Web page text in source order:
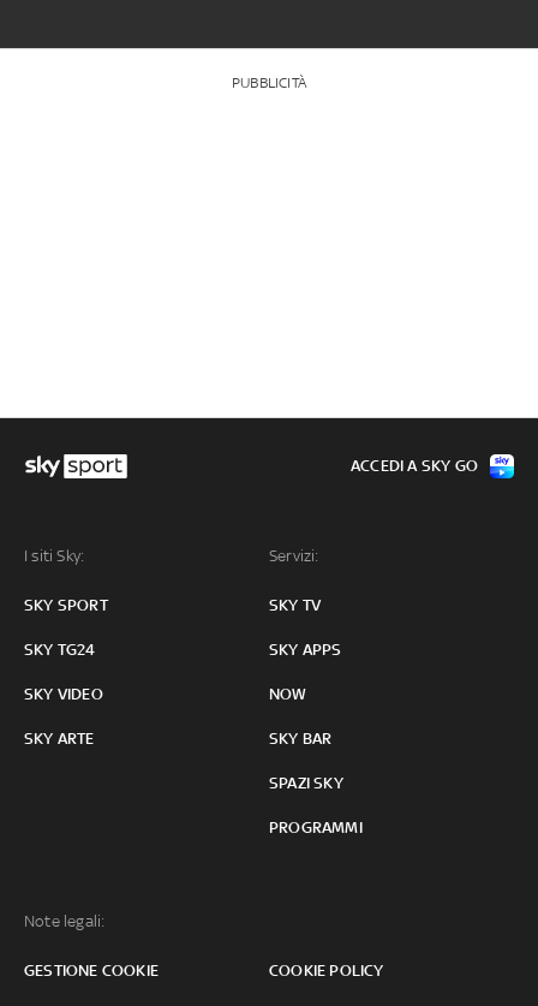
PUBBLICITÀ
I siti Sky:
SKY SPORT
SKY TG24
SKY VIDEO
SKY ARTE
Servizi:
SKY TV
SKY APPS
NOW
SKY BAR
SPAZI SKY
PROGRAMMI
Note legali:
GESTIONE COOKIE COOKIE POLICY
ACCEDI A SKY GO